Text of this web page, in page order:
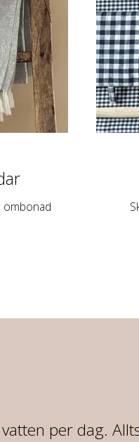
ombonad
per dag.